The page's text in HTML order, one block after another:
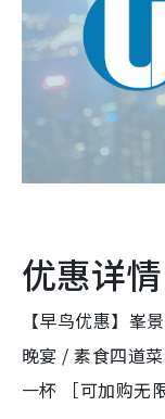
优惠详情
【早鸟优惠】峯
晚宴 / 素食四道
一杯 ［可加购无